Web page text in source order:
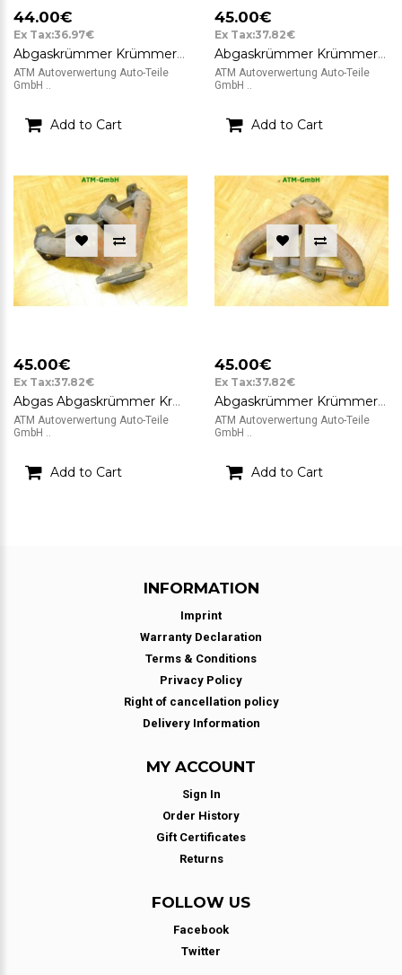
44.00€
Ex Tax:36.97€
Abgaskrümmer Krümmer Renault Twingo C06 1,2 109325
ATM Autoverwertung Auto-Teile
GmbH ..
Add to Cart
45.00€
Ex Tax:37.82€
Abgaskrümmer Krümmer Renault Twingo 1 I
ATM Autoverwertung Auto-Teile
GmbH ..
Add to Cart
45.00€
Ex Tax:37.82€
Abgas Abgaskrümmer Krümmer Renault Twingo 2 II 109326
ATM Autoverwertung Auto-Teile
GmbH ..
Add to Cart
45.00€
Ex Tax:37.82€
Abgaskrümmer Krümmer Renault Twingo 2 II
ATM Autoverwertung Auto-Teile
GmbH ..
Add to Cart
INFORMATION
Imprint
Warranty Declaration
Terms & Conditions
Privacy Policy
Right of cancellation policy
Delivery Information
MY ACCOUNT
Sign In
Order History
Gift Certificates
Returns
FOLLOW US
Facebook
Twitter